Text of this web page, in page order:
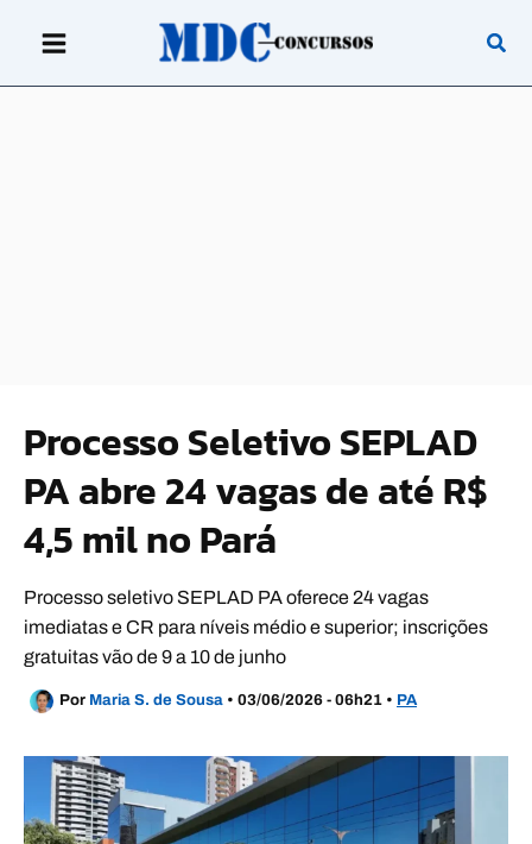
Processo Seletivo SEPLAD
PA abre 24 vagas de até R$
4,5 mil no Pará
Processo seletivo SEPLAD PA oferece 24 vagas
imediatas e CR para níveis médio e superior; inscrições
gratuitas vão de 9 a 10 de junho
Por Maria S. de Sousa • 03/06/2026 - 06h21 • PA